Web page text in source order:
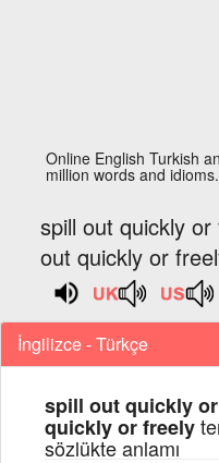
Online English Turkish
million words and idioms.
spill out quickly
out quickly or
İngilizce - Türkçe
spill out quickly
quickly or freely
sözlükte anlamı